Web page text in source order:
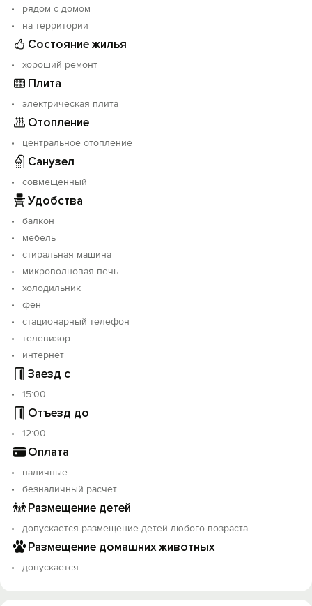
рядом с домом
на территории
Состояние жилья
хороший ремонт
Плита
электрическая плита
Отопление
центральное отопление
Санузел
совмещенный
Удобства
балкон
мебель
стиральная машина
микроволновая печь
холодильник
фен
стационарный телефон
телевизор
интернет
Заезд с
15:00
Отъезд до
12:00
Оплата
наличные
безналичный расчет
Размещение детей
допускается размещение детей любого возраста
Размещение домашних животных
допускается